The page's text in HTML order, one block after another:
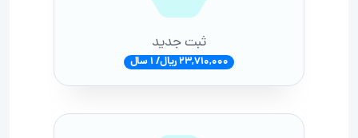
ثبت جدید
23,710,000 ریال/ 1 سال